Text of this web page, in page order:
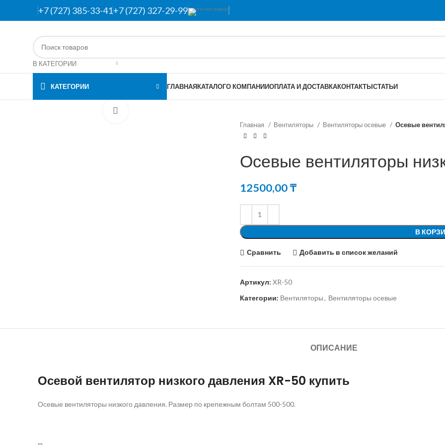
+7 (727) 385-33-41+7 (727) 327-29-99
В КАТЕГОРИИ
КАТЕГОРИИ ГЛАВНАЯКАТАЛОГО КОМПАНИИОПЛАТА И ДОСТАВКАКОНТАКТЫСТАТЬИ
Главная
Вентиляторы Вентиляторы осевые Осевые
Осевые вентиляторы
12500,00₸
В
Сравнить Добавить в список желаний
Артикул:XR-50
Категории: Вентиляторы, Вентиляторы осевые
ОПИСАНИЕ
Осевой вентилятор низкого давления XR-50 купить
Осевые вентиляторы низкого давления. Размер по крепежным болтам 500-500.